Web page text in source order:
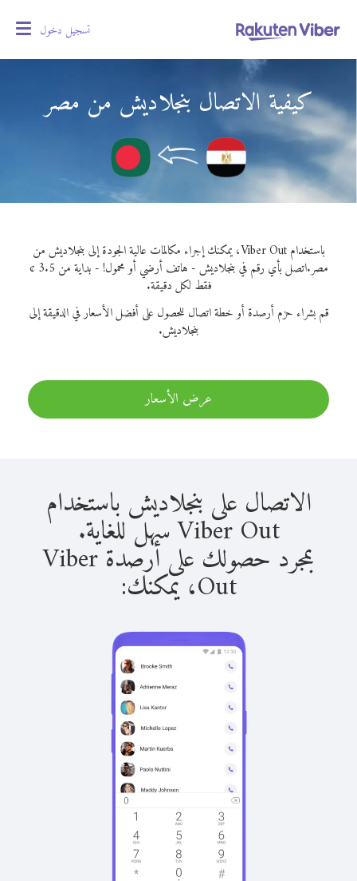
تسجيل دخول
كيفية الاتصال بنجلاديش من مصر
باستخدام Viber Out، يمكنك إجراء مكالمات عالية الجودة إلى بنجلاديش من
مصر.
اتصل بأي رقم في بنجلاديش - هاتف أرضي أو محمول! - بداية من 3.5 ¢
فقط لكل دقيقة.
قم بشراء حزم أرصدة أو خطة اتصال للحصول على أفضل الأسعار في الدقيقة إلى
بنجلاديش.
عرض الأسعار
الاتصال على بنجلاديش باستخدام
Viber Out سهل للغاية.
بمجرد حصولك على أرصدة Viber
Out، يمكنك: